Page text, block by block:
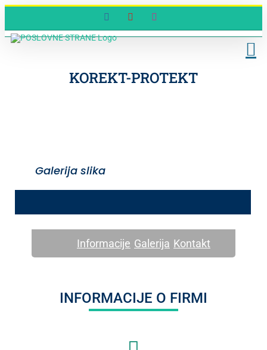
content
FacebookYouTube
KOREKT-PROTEKT
Galerija slika
Informacije Galerija Kontakt
INFORMACIJE O FIRMI